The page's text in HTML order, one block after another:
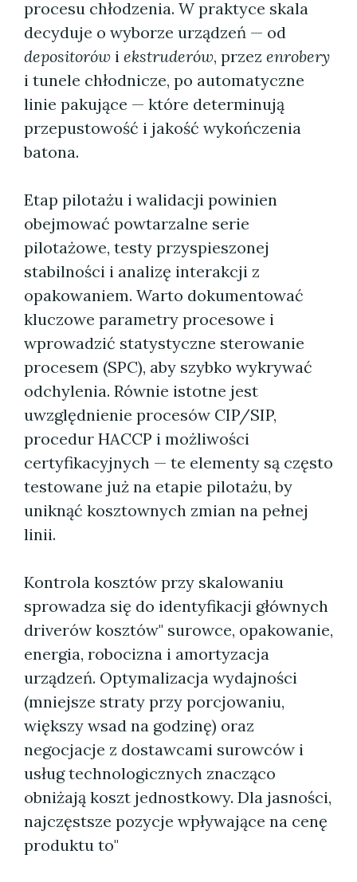
procesu chłodzenia. W praktyce skala
decyduje o wyborze urządzeń — od
depositorów i ekstruderów, przez enrobery
i tunele chłodnicze, po automatyczne
linie pakujące — które determinują
przepustowość i jakość wykończenia
batona.
Etap pilotażu i walidacji powinien
obejmować powtarzalne serie
pilotażowe, testy przyspieszonej
stabilności i analizę interakcji z
opakowaniem. Warto dokumentować
kluczowe parametry procesowe i
wprowadzić statystyczne sterowanie
procesem (SPC), aby szybko wykrywać
odchylenia. Równie istotne jest
uwzględnienie procesów CIP/SIP,
procedur HACCP i możliwości
certyfikacyjnych — te elementy są często
testowane już na etapie pilotażu, by
uniknąć kosztownych zmian na pełnej
linii.
Kontrola kosztów przy skalowaniu
sprowadza się do identyfikacji głównych
driverów kosztów" surowce, opakowanie,
energia, robocizna i amortyzacja
urządzeń. Optymalizacja wydajności
(mniejsze straty przy porcjowaniu,
większy wsad na godzinę) oraz
negocjacje z dostawcami surowców i
usług technologicznych znacząco
obniżają koszt jednostkowy. Dla jasności,
najczęstsze pozycje wpływające na cenę
produktu to"